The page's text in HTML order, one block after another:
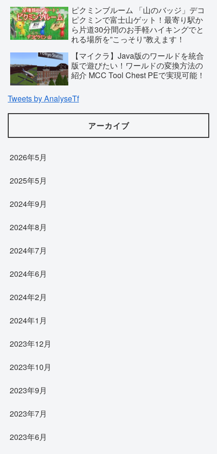
ピクミンブルーム 「山のバッジ」デコ
ピクミンで富士山ゲット！最寄り駅か
ら片道30分間のお手軽ハイキングでと
れる場所を”こっそり”教えます！
【マイクラ】Java版のワールドを統合
版で遊びたい！ワールドの変換方法の
紹介 MCC Tool Chest PEで実現可能！
Tweets by AnalyseTf
アーカイブ
2026年5月
2025年5月
2024年9月
2024年8月
2024年7月
2024年6月
2024年2月
2024年1月
2023年12月
2023年10月
2023年9月
2023年7月
2023年6月